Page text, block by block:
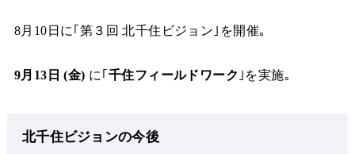
8月10日に｢第３回 北千住ビジョン｣を開催｡
9月13日 (金) に｢千住フィールドワーク ｣を実施｡
北千住ビジョンの今後